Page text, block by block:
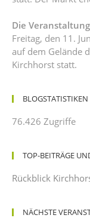
Die Veranstaltung
Freitag, den 11.
auf dem Gelände
Kirchhorst statt.
BLOGSTATISTIKEN
76.426 Zugriffe
TOP-BEITRÄGE
Rückblick
NÄCHSTE